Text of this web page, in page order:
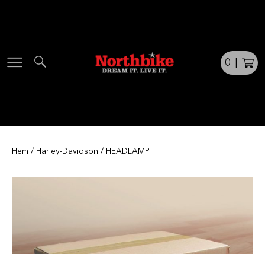
0
Hem / Harley-Davidson / HEADLAMP